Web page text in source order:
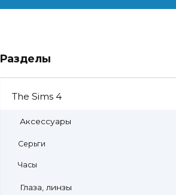
Разделы
The Sims 4
Аксессуары
Серьги
Часы
Глаза, линзы